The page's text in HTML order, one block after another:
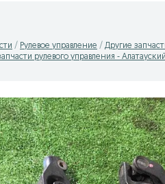
Рулевое управление Другие
рулевого управления -